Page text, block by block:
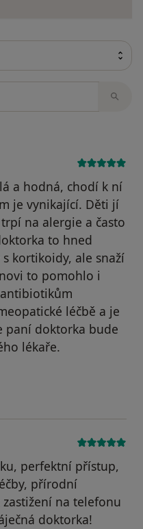
a hodná, chodí k ní
je vynikající. Děti jí
na alergie a často
to hned
kortikoidy, ale snaží
to pomohlo i
léčbě a je
paní doktorka bude
lékaře.
Pacient
perfektní přístup,
přírodní
na telefonu
doktorka!